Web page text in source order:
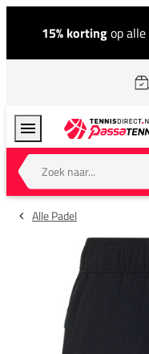
15% kortingop alle
Zoek naar...
Alle Padel